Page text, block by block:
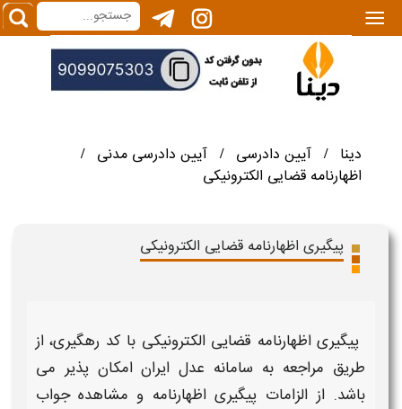
|||
دینا / آیین دادرسی / آیین دادرسی مدنی /
اظهارنامه قضایی الکترونیکی
پیگیری اظهارنامه قضایی الکترونیکی
پیگیری اظهارنامه قضایی الکترونیکی با کد رهگیری، از
طریق مراجعه به سامانه عدل ایران امکان پذیر می
باشد. از الزامات پیگیری اظهارنامه و مشاهده جواب